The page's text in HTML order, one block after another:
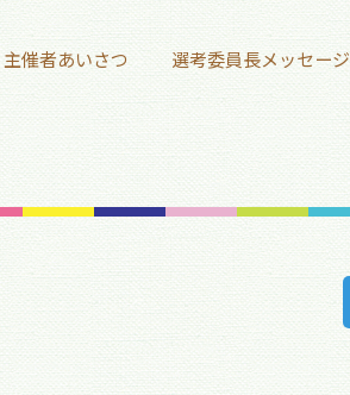
主催者あいさつ 選考委員長メッセージ